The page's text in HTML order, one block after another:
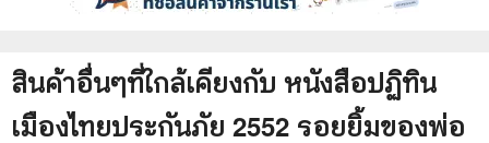
สินค้าอื่นๆที่ใกล้เคียงกับ หนังสือปฏิทิน
เมืองไทยประกันภัย 2552 รอยยิ้มของพ่อ